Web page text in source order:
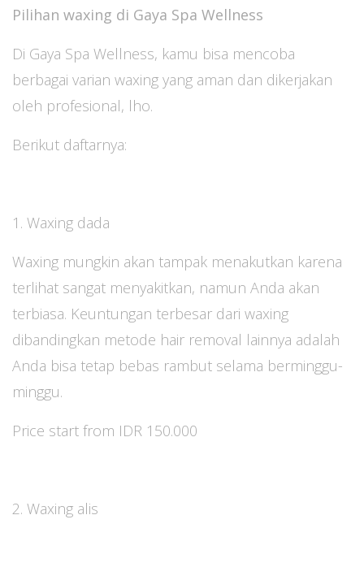
Pilihan waxing di Gaya Spa Wellness
Di Gaya Spa Wellness, kamu bisa mencoba
berbagai varian waxing yang aman dan dikerjakan
oleh profesional, lho.
Berikut daftarnya:
1. Waxing dada
Waxing mungkin akan tampak menakutkan karena
terlihat sangat menyakitkan, namun Anda akan
terbiasa. Keuntungan terbesar dari waxing
dibandingkan metode hair removal lainnya adalah
Anda bisa tetap bebas rambut selama berminggu-
minggu.
Price start from IDR 150.000
2. Waxing alis